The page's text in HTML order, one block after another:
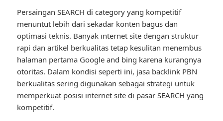
Persaingan SEARCH di category yang kompetitif
menuntut lebih dari sekadar konten bagus dan
optimasi teknis. Banyak ınternet site dengan struktur
rapi dan artikel berkualitas tetap kesulitan menembus
halaman pertama Google and bing karena kurangnya
otoritas. Dalam kondisi seperti ini, jasa backlink PBN
berkualitas sering digunakan sebagai strategi untuk
memperkuat posisi ınternet site di pasar SEARCH yang
kompetitif.